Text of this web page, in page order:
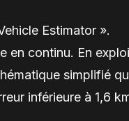
Estimator ».
en continu. En
simplifié
inférieure à 1,6